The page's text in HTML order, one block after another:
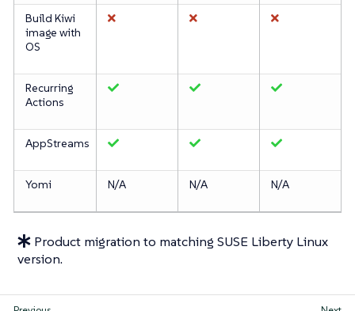
Build Kiwi
image with
OS
Recurring
Actions
AppStreams
Yomi N/A N/A N/A
Product migration to matching SUSE Liberty Linux
version.